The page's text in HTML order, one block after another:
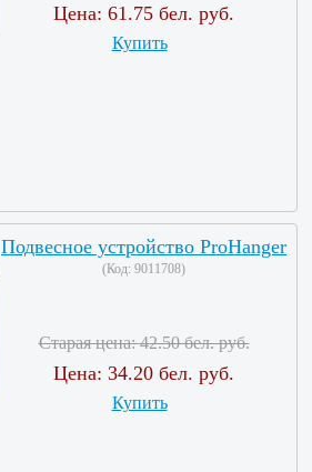
Цена: 61.75 бел. руб.
Купить
Подвесное устройство ProHanger
(Код: 9011708)
Старая цена:42.50 бел. руб.
Цена: 34.20 бел. руб.
Купить